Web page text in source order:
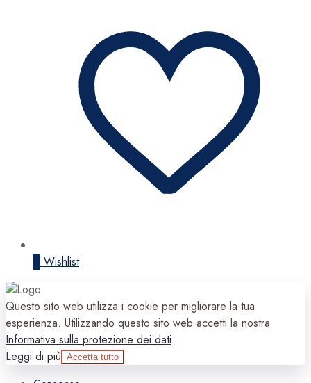
Wishlist
Questo sito web utilizza i cookie per migliorare la tua
esperienza. Utilizzando questo sito web accetti la nostra
Informativa sulla protezione dei dati.
Leggi di più Accetta tutto